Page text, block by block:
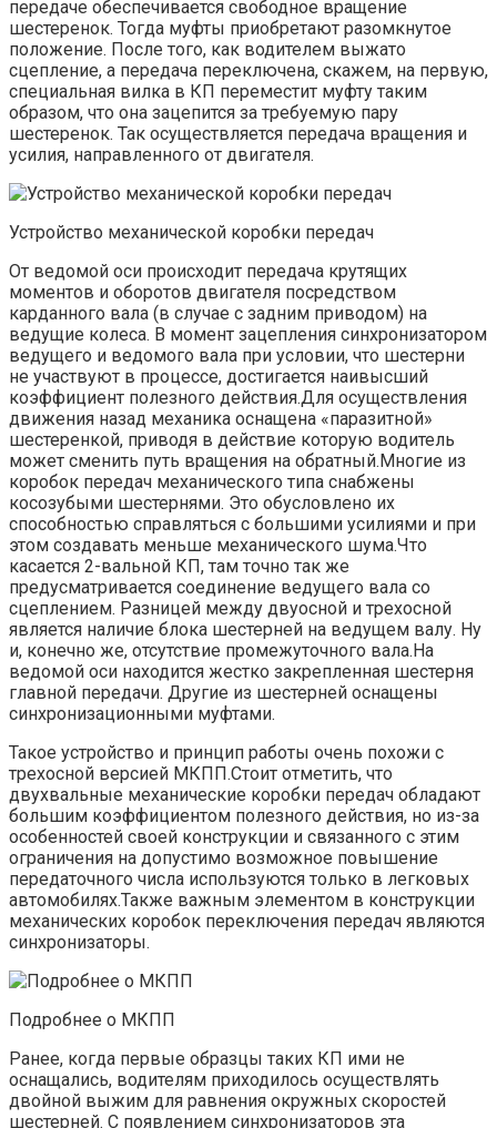
передаче обеспечивается свободное вращение
шестеренок. Тогда муфты приобретают разомкнутое
положение. После того, как водителем выжато
сцепление, а передача переключена, скажем, на первую,
специальная вилка в КП переместит муфту таким
образом, что она зацепится за требуемую пару
шестеренок. Так осуществляется передача вращения и
усилия, направленного от двигателя.
Устройство механической коробки передач
От ведомой оси происходит передача крутящих
моментов и оборотов двигателя посредством
карданного вала (в случае с задним приводом) на
ведущие колеса. В момент зацепления синхронизатором
ведущего и ведомого вала при условии, что шестерни
не участвуют в процессе, достигается наивысший
коэффициент полезного действия.Для осуществления
движения назад механика оснащена «паразитной»
шестеренкой, приводя в действие которую водитель
может сменить путь вращения на обратный.Многие из
коробок передач механического типа снабжены
косозубыми шестернями. Это обусловлено их
способностью справляться с большими усилиями и при
этом создавать меньше механического шума.Что
касается 2-вальной КП, там точно так же
предусматривается соединение ведущего вала со
сцеплением. Разницей между двуосной и трехосной
является наличие блока шестерней на ведущем валу. Ну
и, конечно же, отсутствие промежуточного вала.На
ведомой оси находится жестко закрепленная шестерня
главной передачи. Другие из шестерней оснащены
синхронизационными муфтами.
Такое устройство и принцип работы очень похожи с
трехосной версией МКПП.Стоит отметить, что
двухвальные механические коробки передач обладают
большим коэффициентом полезного действия, но из-за
особенностей своей конструкции и связанного с этим
ограничения на допустимо возможное повышение
передаточного числа используются только в легковых
автомобилях.Также важным элементом в конструкции
механических коробок переключения передач являются
синхронизаторы.
Подробнее о МКПП
Ранее, когда первые образцы таких КП ими не
оснащались, водителям приходилось осуществлять
двойной выжим для равнения окружных скоростей
шестерней. С появлением синхронизаторов эта